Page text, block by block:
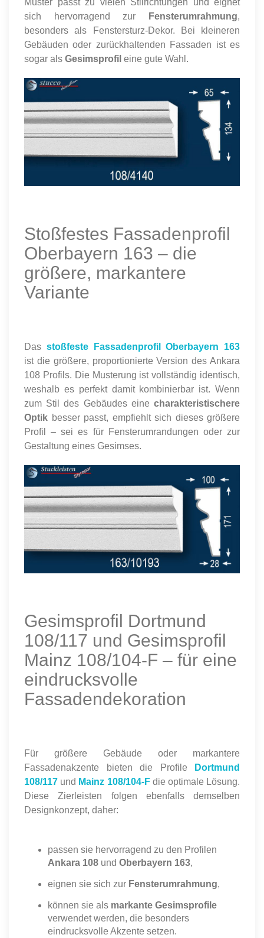
sich hervorragend zur
Fensterumrahmung,
besonders als Fenstersturz-Dekor. Bei kleineren
Gebäuden oder zurückhaltenden Fassaden ist es
sogar als Gesimsprofil eine gute Wahl.
Stoßfestes Fassadenprofil
Oberbayern 163 – die
größere, markantere
Variante
Das stoßfeste Fassadenprofil Oberbayern 163
ist die größere, proportionierte Version des Ankara
108 Profils. Die Musterung ist vollständig identisch,
weshalb es perfekt damit kombinierbar ist. Wenn
zum Stil des Gebäudes eine charakteristischere
Optik besser passt, empfiehlt sich dieses größere
Profil – sei es für Fensterumrandungen oder zur
Gestaltung eines Gesimses.
Gesimsprofil Dortmund
108/117 und Gesimsprofil
Mainz 108/104-F – für eine
eindrucksvolle
Fassadendekoration
Für größere Gebäude oder markantere
Fassadenakzente bieten die Profile
Dortmund
108/117 und Mainz 108/104-Fdie optimale Lösung.
Diese Zierleisten folgen ebenfalls demselben
Designkonzept, daher:
passen sie hervorragend zu den Profilen
Ankara 108 und Oberbayern 163,
eignen sie sich zur Fensterumrahmung,
können sie als markante Gesimsprofile
verwendet werden, die besonders
eindrucksvolle Akzente setzen.